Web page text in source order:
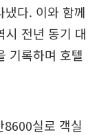
다. 이와 함께
시 전년 동기 대
기록하며 호텔
실로 객실